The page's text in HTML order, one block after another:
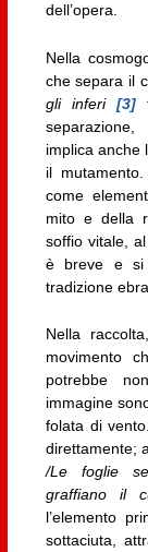
dell’opera.
Nella
che separa il
gli inferi [3]
separazione,
implica anche
il
come
mito e della
soffio vitale,
è breve e si
tradizione
Nella
movimento
potrebbe
immagine
folata di
direttamente;
/Le foglie
graffiano il
l’elemento
sottaciuta,